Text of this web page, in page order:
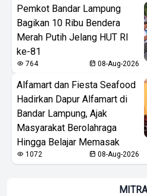
Pemkot Bandar Lampung
Bagikan 10 Ribu Bendera
Merah Putih Jelang HUT RI
ke-81
764 08-Aug-2026
Alfamart dan Fiesta Seafood
Hadirkan Dapur Alfamart di
Bandar Lampung, Ajak
Masyarakat Berolahraga
Hingga Belajar Memasak
1072 08-Aug-2026
MITRA